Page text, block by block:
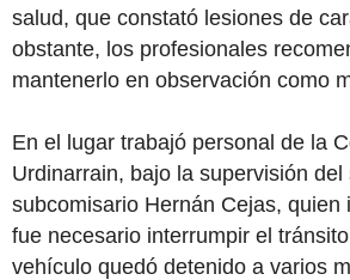
salud, que constató lesiones de
obstante, los profesionales
mantenerlo en observación como
En el lugar trabajó personal de la
Urdinarrain, bajo la supervisión del
subcomisario Hernán Cejas, quien
fue necesario interrumpir el
vehículo quedó detenido a varios